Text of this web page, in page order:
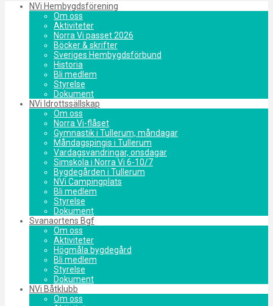
NVi Hembygdsförening
Om oss
Aktiviteter
Norra Vi passet 2026
Böcker & skrifter
Sveriges Hembygdsförbund
Historia
Bli medlem
Styrelse
Dokument
NVi Idrottssällskap
Om oss
Norra Vi-flåset
Gymnastik i Tullerum, måndagar
Måndagspingis i Tullerum
Vardagsvandringar, onsdagar
Simskola i Norra Vi 6-10/7
Bygdegården i Tullerum
NVi Campingplats
Bli medlem
Styrelse
Dokument
Svanaortens Bgf
Om oss
Aktiviteter
Högmåla bygdegård
Bli medlem
Styrelse
Dokument
NVi Båtklubb
Om oss